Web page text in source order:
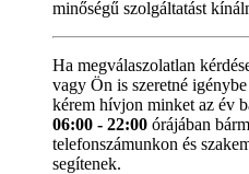
minőségű szolgáltatást
Ha megválaszolatlan
vagy Ön is szeretné
kérem hívjon minket az év
06:00 - 22:00 órájában
telefonszámunkon és
segítenek.